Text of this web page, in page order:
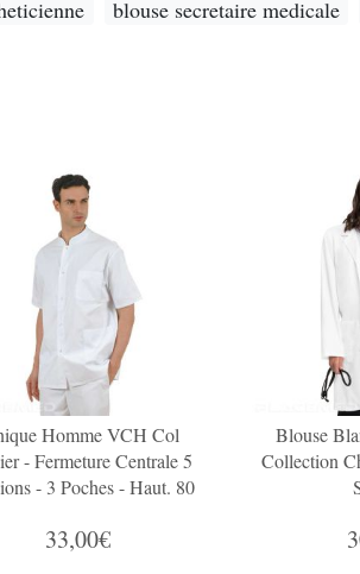
blouse secretaire medicale
Homme VCH Col
- Fermeture Centrale 5
- 3 Poches - Haut. 80
33,00€
Blouse
Collection